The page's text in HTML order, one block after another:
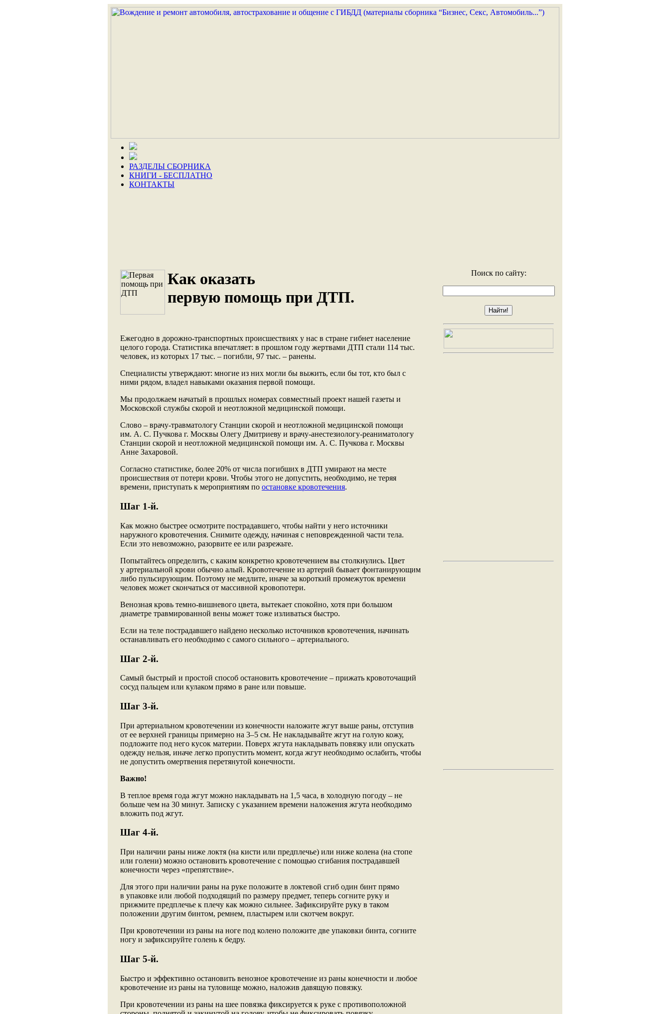
РАЗДЕЛЫ СБОРНИКА
КНИГИ - БЕСПЛАТНО
КОНТАКТЫ
Как оказать
первую помощь при ДТП.
Ежегодно в дорожно-транспортных происшествиях у нас в стране гибнет население
целого города. Статистика впечатляет: в прошлом году жертвами ДТП стали 114 тыс.
человек, из которых 17 тыс. – погибли, 97 тыс. – ранены.
Специалисты утверждают: многие из них могли бы выжить, если бы тот, кто был с
ними рядом, владел навыками оказания первой помощи.
Мы продолжаем начатый в прошлых номерах совместный проект нашей газеты и
Московской службы скорой и неотложной медицинской помощи.
Слово – врачу-травматологу Станции скорой и неотложной медицинской помощи
им. А. С. Пучкова г. Москвы Олегу Дмитриеву и врачу-анестезиологу-реаниматологу
Станции скорой и неотложной медицинской помощи им. А. С. Пучкова г. Москвы
Анне Захаровой.
Согласно статистике, более 20% от числа погибших в ДТП умирают на месте
происшествия от потери крови. Чтобы этого не допустить, необходимо, не теряя
времени, приступать к мероприятиям по остановке кровотечения.
Шаг 1-й.
Как можно быстрее осмотрите пострадавшего, чтобы найти у него источники
наружного кровотечения. Снимите одежду, начиная с неповрежденной части тела.
Если это невозможно, разорвите ее или разрежьте.
Попытайтесь определить, с каким конкретно кровотечением вы столкнулись. Цвет
у артериальной крови обычно алый. Кровотечение из артерий бывает фонтанирующим
либо пульсирующим. Поэтому не медлите, иначе за короткий промежуток времени
человек может скончаться от массивной кровопотери.
Венозная кровь темно-вишневого цвета, вытекает спокойно, хотя при большом
диаметре травмированной вены может тоже изливаться быстро.
Если на теле пострадавшего найдено несколько источников кровотечения, начинать
останавливать его необходимо с самого сильного – артериального.
Шаг 2-й.
Самый быстрый и простой способ остановить кровотечение – прижать кровоточащий
сосуд пальцем или кулаком прямо в ране или повыше.
Шаг 3-й.
При артериальном кровотечении из конечности наложите жгут выше раны, отступив
от ее верхней границы примерно на 3–5 см. Не накладывайте жгут на голую кожу,
подложите под него кусок материи. Поверх жгута накладывать повязку или опускать
одежду нельзя, иначе легко пропустить момент, когда жгут необходимо ослабить, чтобы
не допустить омертвения перетянутой конечности.
Важно!
В теплое время года жгут можно накладывать на 1,5 часа, в холодную погоду – не
больше чем на 30 минут. Записку с указанием времени наложения жгута необходимо
вложить под жгут.
Шаг 4-й.
При наличии раны ниже локтя (на кисти или предплечье) или ниже колена (на стопе
или голени) можно остановить кровотечение с помощью сгибания пострадавшей
конечности через «препятствие».
Для этого при наличии раны на руке положите в локтевой сгиб один бинт прямо
в упаковке или любой подходящий по размеру предмет, теперь согните руку и
прижмите предплечье к плечу как можно сильнее. Зафиксируйте руку в таком
положении другим бинтом, ремнем, пластырем или скотчем вокруг.
При кровотечении из раны на ноге под колено положите две упаковки бинта, согните
ногу и зафиксируйте голень к бедру.
Шаг 5-й.
Быстро и эффективно остановить венозное кровотечение из раны конечности и любое
кровотечение из раны на туловище можно, наложив давящую повязку.
При кровотечении из раны на шее повязка фиксируется к руке с противоположной
Поиск по сайту: